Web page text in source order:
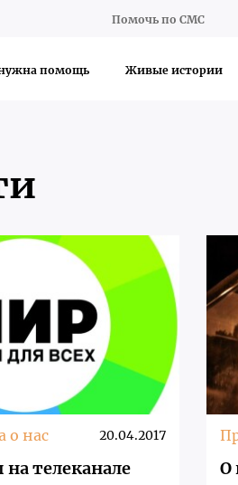
Помочь по СМС
помощь Живые истории
о нас 20.04.2017
телеканале
О